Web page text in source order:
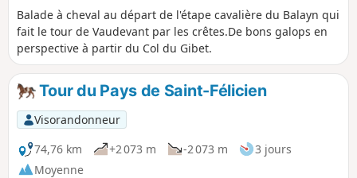
Balade à cheval au départ de l'étape cavalière du Balayn qui
fait le tour de Vaudevant par les crêtes.De bons galops en
perspective à partir du Col du Gibet.
Tour du Pays de Saint-Félicien
Visorandonneur
74,76 km
+2 073 m -2 073 m
3 jours
Moyenne